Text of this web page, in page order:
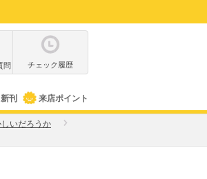
問 チェック履歴
新刊 来店ポイント
いだろうか